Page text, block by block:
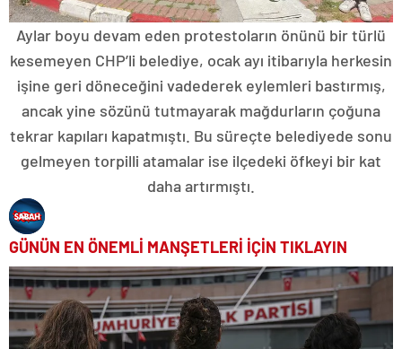
Aylar boyu devam eden protestoların önünü bir türlü
kesemeyen CHP’li belediye, ocak ayı itibarıyla herkesin
işine geri döneceğini vadederek eylemleri bastırmış,
ancak yine sözünü tutmayarak mağdurların çoğuna
tekrar kapıları kapatmıştı. Bu süreçte belediyede sonu
gelmeyen torpilli atamalar ise ilçedeki öfkeyi bir kat
daha artırmıştı.
GÜNÜN EN ÖNEMLİ MANŞETLERİ İÇİN TIKLAYIN